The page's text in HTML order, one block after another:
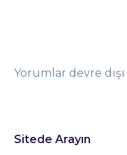
Yorumlar devre dışı
Sitede Arayın